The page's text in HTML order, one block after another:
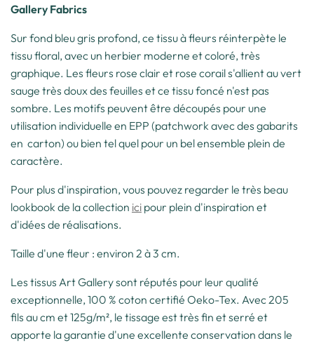
Gallery Fabrics
Sur fond bleu gris profond, ce tissu à fleurs réinterpète le
tissu floral, avec un herbier moderne et coloré, très
graphique. Les fleurs rose clair et rose corail s'allient au vert
sauge très doux des feuilles et ce tissu foncé n'est pas
sombre. Les motifs peuvent être découpés pour une
utilisation individuelle en EPP (patchwork avec des gabarits
en carton) ou bien tel quel pour un bel ensemble plein de
caractère.
Pour plus d'inspiration, vous pouvez regarder le très beau
lookbook de la collection ici pour plein d'inspiration et
d'idées de réalisations.
Taille d'une fleur : environ 2 à 3 cm.
Les tissus Art Gallery sont réputés pour leur qualité
exceptionnelle, 100 % coton certifié Oeko-Tex. Avec 205
fils au cm et 125g/m², le tissage est très fin et serré et
apporte la garantie d'une excellente conservation dans le